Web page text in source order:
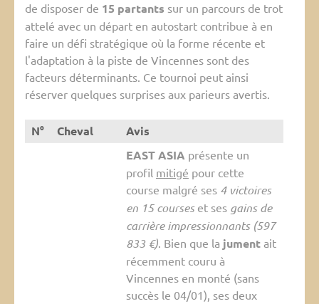
de disposer de 15 partants sur un parcours de trot
attelé avec un départ en autostart contribue à en
faire un défi stratégique où la forme récente et
l'adaptation à la piste de Vincennes sont des
facteurs déterminants. Ce tournoi peut ainsi
réserver quelques surprises aux parieurs avertis.
N° Cheval Avis
EAST ASIA présente un
profil mitigé pour cette
course malgré ses 4 victoires
en 15 courseset ses gains de
carrière impressionnants (597
833 €). Bien que la jumentait
récemment couru à
Vincennes en monté (sans
succès le 04/01), ses deux